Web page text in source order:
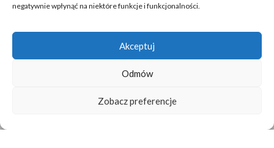
negatywnie wpłynąć na niektóre funkcje i funkcjonalności.
Akceptuj
Odmów
Zobacz preferencje
+48 511 291 001
© 2019-2025 Copyright Detox Alkoholowy 24h/7